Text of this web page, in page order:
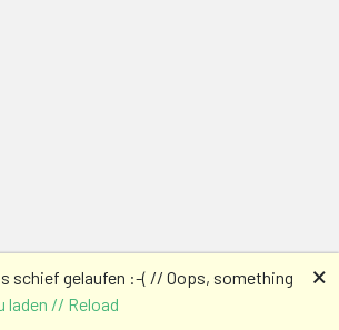
schief gelaufen :-( // Oops, something
laden // Reload
🗙